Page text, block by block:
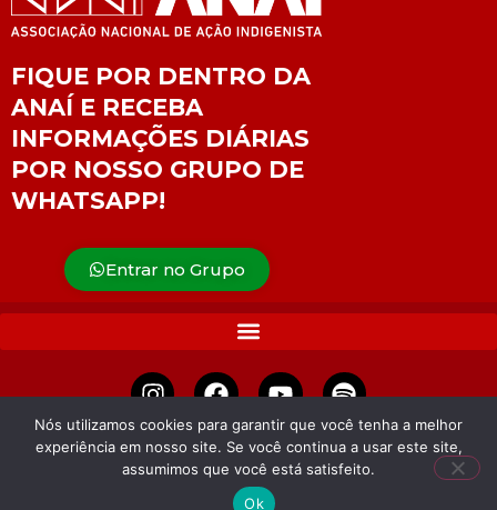
FIQUE POR DENTRO DA
ANAÍ E RECEBA
INFORMAÇÕES DIÁRIAS
POR NOSSO GRUPO DE
WHATSAPP!
Entrar no Grupo
APOIE
Nós utilizamos cookies para garantir que você tenha a melhor
experiência em nosso site. Se você continua a usar este site,
assumimos que você está satisfeito.
Ok